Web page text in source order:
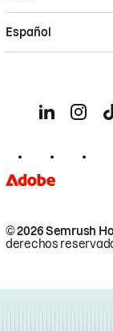
© 2026 Semrush
derechos
Español